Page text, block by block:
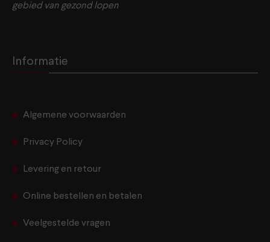
gebied van gezond lopen
Informatie
Algemene voorwaarden
Privacy Policy
Levering en retour
Online bestellen en betalen
Veelgestelde vragen